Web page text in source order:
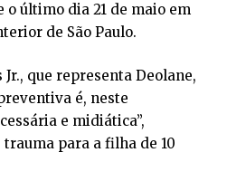
último dia 21 de maio em
de São Paulo.
que representa Deolane,
é, neste
e midiática”,
para a filha de 10